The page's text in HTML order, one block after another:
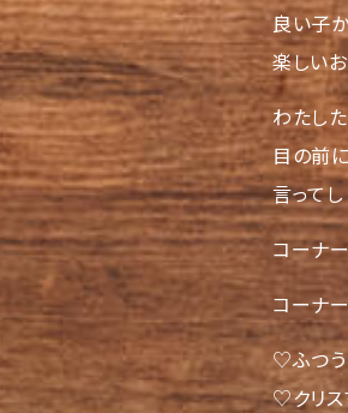
良い子
楽しい
わたし
目の前
言ってし
コーナ
コーナ
♡ふつう
♡クリス